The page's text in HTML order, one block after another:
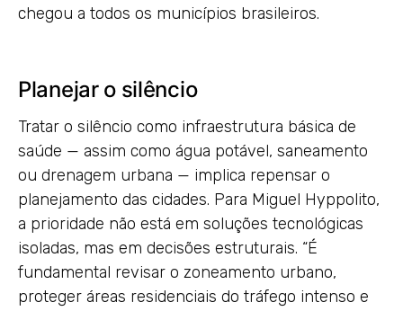
chegou a todos os municípios brasileiros.
Planejar o silêncio
Tratar o silêncio como infraestrutura básica de
saúde — assim como água potável, saneamento
ou drenagem urbana — implica repensar o
planejamento das cidades. Para Miguel Hyppolito,
a prioridade não está em soluções tecnológicas
isoladas, mas em decisões estruturais. “É
fundamental revisar o zoneamento urbano,
proteger áreas residenciais do tráfego intenso e